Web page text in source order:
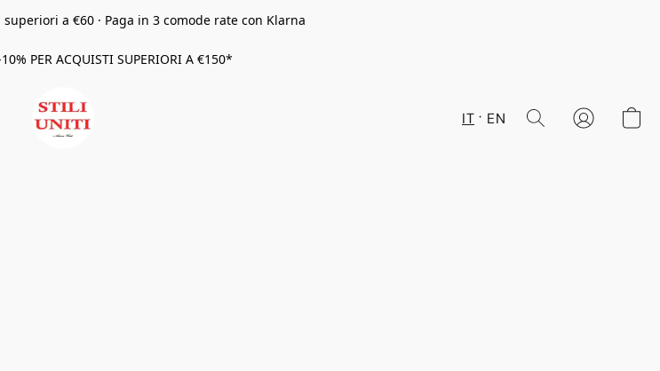
a €60 · Paga in 3 comode rate con Klarna
PER ACQUISTI SUPERIORI A €150*
IT EN